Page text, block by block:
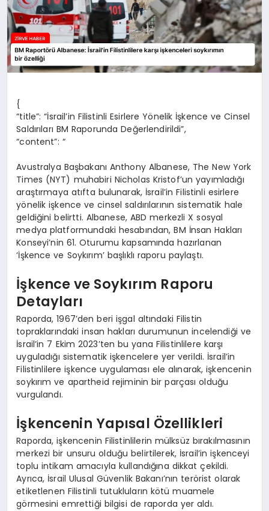
{
“title”: “İsrail’in Filistinli Esirlere Yönelik İşkence ve Cinsel
Saldırıları BM Raporunda Değerlendirildi”,
“content”: “
Avustralya Başbakanı Anthony Albanese, The New York
Times (NYT) muhabiri Nicholas Kristof’un yayımladığı
araştırmaya atıfta bulunarak, İsrail’in Filistinli esirlere
yönelik işkence ve cinsel saldırılarının sistematik hale
geldiğini belirtti. Albanese, ABD merkezli X sosyal
medya platformundaki hesabından, BM İnsan Hakları
Konseyi’nin 61. Oturumu kapsamında hazırlanan
‘İşkence ve Soykırım’ başlıklı raporu paylaştı.
İşkence ve Soykırım Raporu
Detayları
Raporda, 1967’den beri işgal altındaki Filistin
topraklarındaki insan hakları durumunun incelendiği ve
İsrail’in 7 Ekim 2023’ten bu yana Filistinlilere karşı
uyguladığı sistematik işkencelere yer verildi. İsrail’in
Filistinlilere işkence uygulaması ele alınarak, işkencenin
soykırım ve apartheid rejiminin bir parçası olduğu
vurgulandı.
İşkencenin Yapısal Özellikleri
Raporda, işkencenin Filistinlilerin mülksüz bırakılmasının
merkezi bir unsuru olduğu belirtilerek, İsrail’in işkenceyi
toplu intikam amacıyla kullandığına dikkat çekildi.
Ayrıca, İsrail Ulusal Güvenlik Bakanı’nın terörist olarak
etiketlenen Filistinli tutukluların kötü muamele
görmesini emrettiği bilgisi de raporda yer aldı.